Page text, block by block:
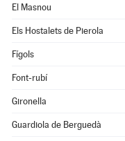
El Masnou
Els Hostalets de Pierola
Fígols
Font-rubí
Gironella
Guardiola de Berguedà